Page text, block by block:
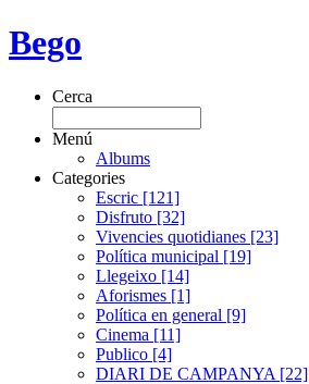
Bego
Cerca
Menú
Albums
Categories
Escric [121]
Disfruto [32]
Vivencies quotidianes [23]
Política municipal [19]
Llegeixo [14]
Aforismes [1]
Política en general [9]
Cinema [11]
Publico [4]
DIARI DE CAMPANYA [22]